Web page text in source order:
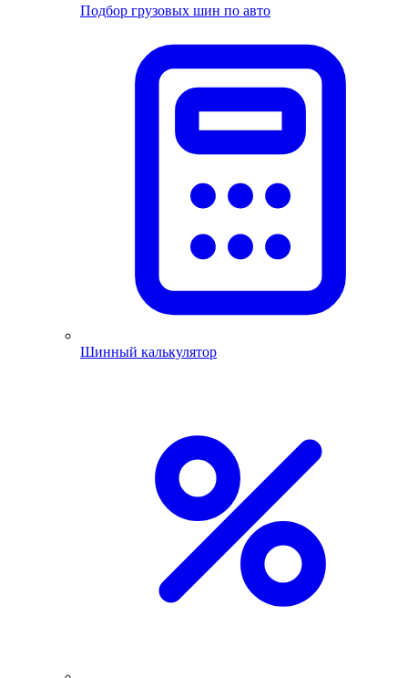
Подбор грузовых шин по авто
Шинный калькулятор